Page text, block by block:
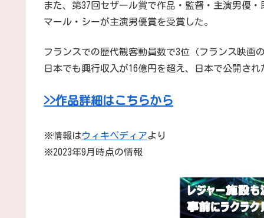
また、第37回セザール賞で作品・監督・主演男優
マール・シーが主演男優賞を受賞した。
フランスでの歴代観客動員数で3位（フランス映画
日本でも興行収入が16億円を超え、日本で公開さ
>>作品詳細はこちらから
※情報はウィキペディアより
※2023年9月時点の情報